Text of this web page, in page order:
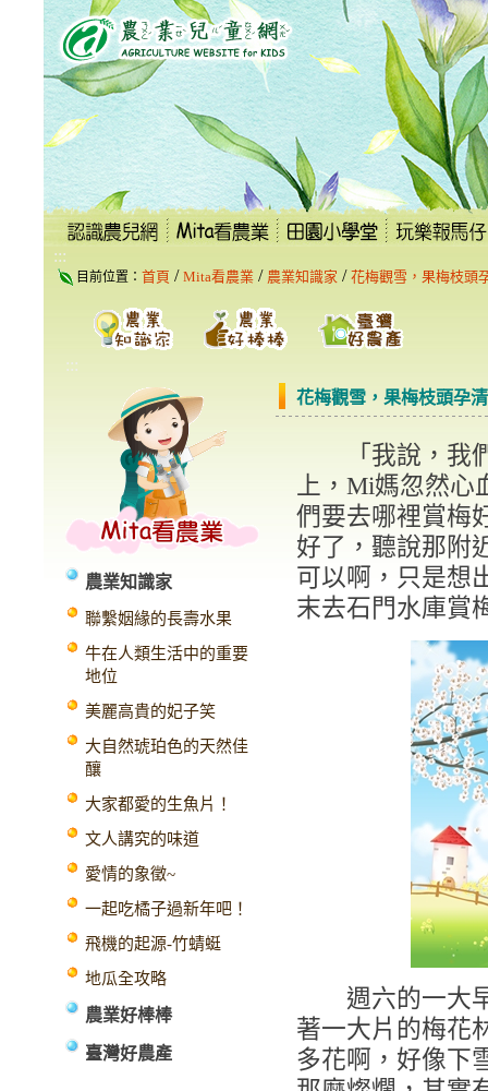
跳
到
主
要
內
容
區
塊
:::
目前位置： 首頁 / Mita看農業 / 農業知識家 / 花梅觀雪，果梅枝頭
:::
農業知識家
聯繫姻緣的長壽水果
牛在人類生活中的重要
地位
美麗高貴的妃子笑
大自然琥珀色的天然佳
釀
大家都愛的生魚片！
文人講究的味道
愛情的象徵~
一起吃橘子過新年吧！
飛機的起源-竹蜻蜓
地瓜全攻略
農業好棒棒
臺灣好農產
花梅觀雪，果梅枝頭孕
「我說，我們
上，Mi媽忽然心
們要去哪裡賞梅
好了，聽說那附
可以啊，只是想
末去石門水庫賞
週六的一大早
著一大片的梅花
多花啊，好像下